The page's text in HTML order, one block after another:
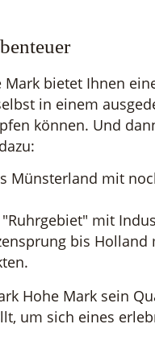
bietet Ihnen
in einem
können. Und
Münsterland mit
"Ruhrgebiet" mit
bis Holland
Hohe Mark sein
um sich eines